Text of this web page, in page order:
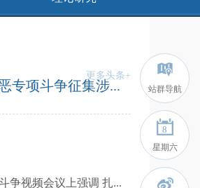
更多头条+
专项斗争征集涉...
争视频会议上强调 扎...
站群导航
8
星期六